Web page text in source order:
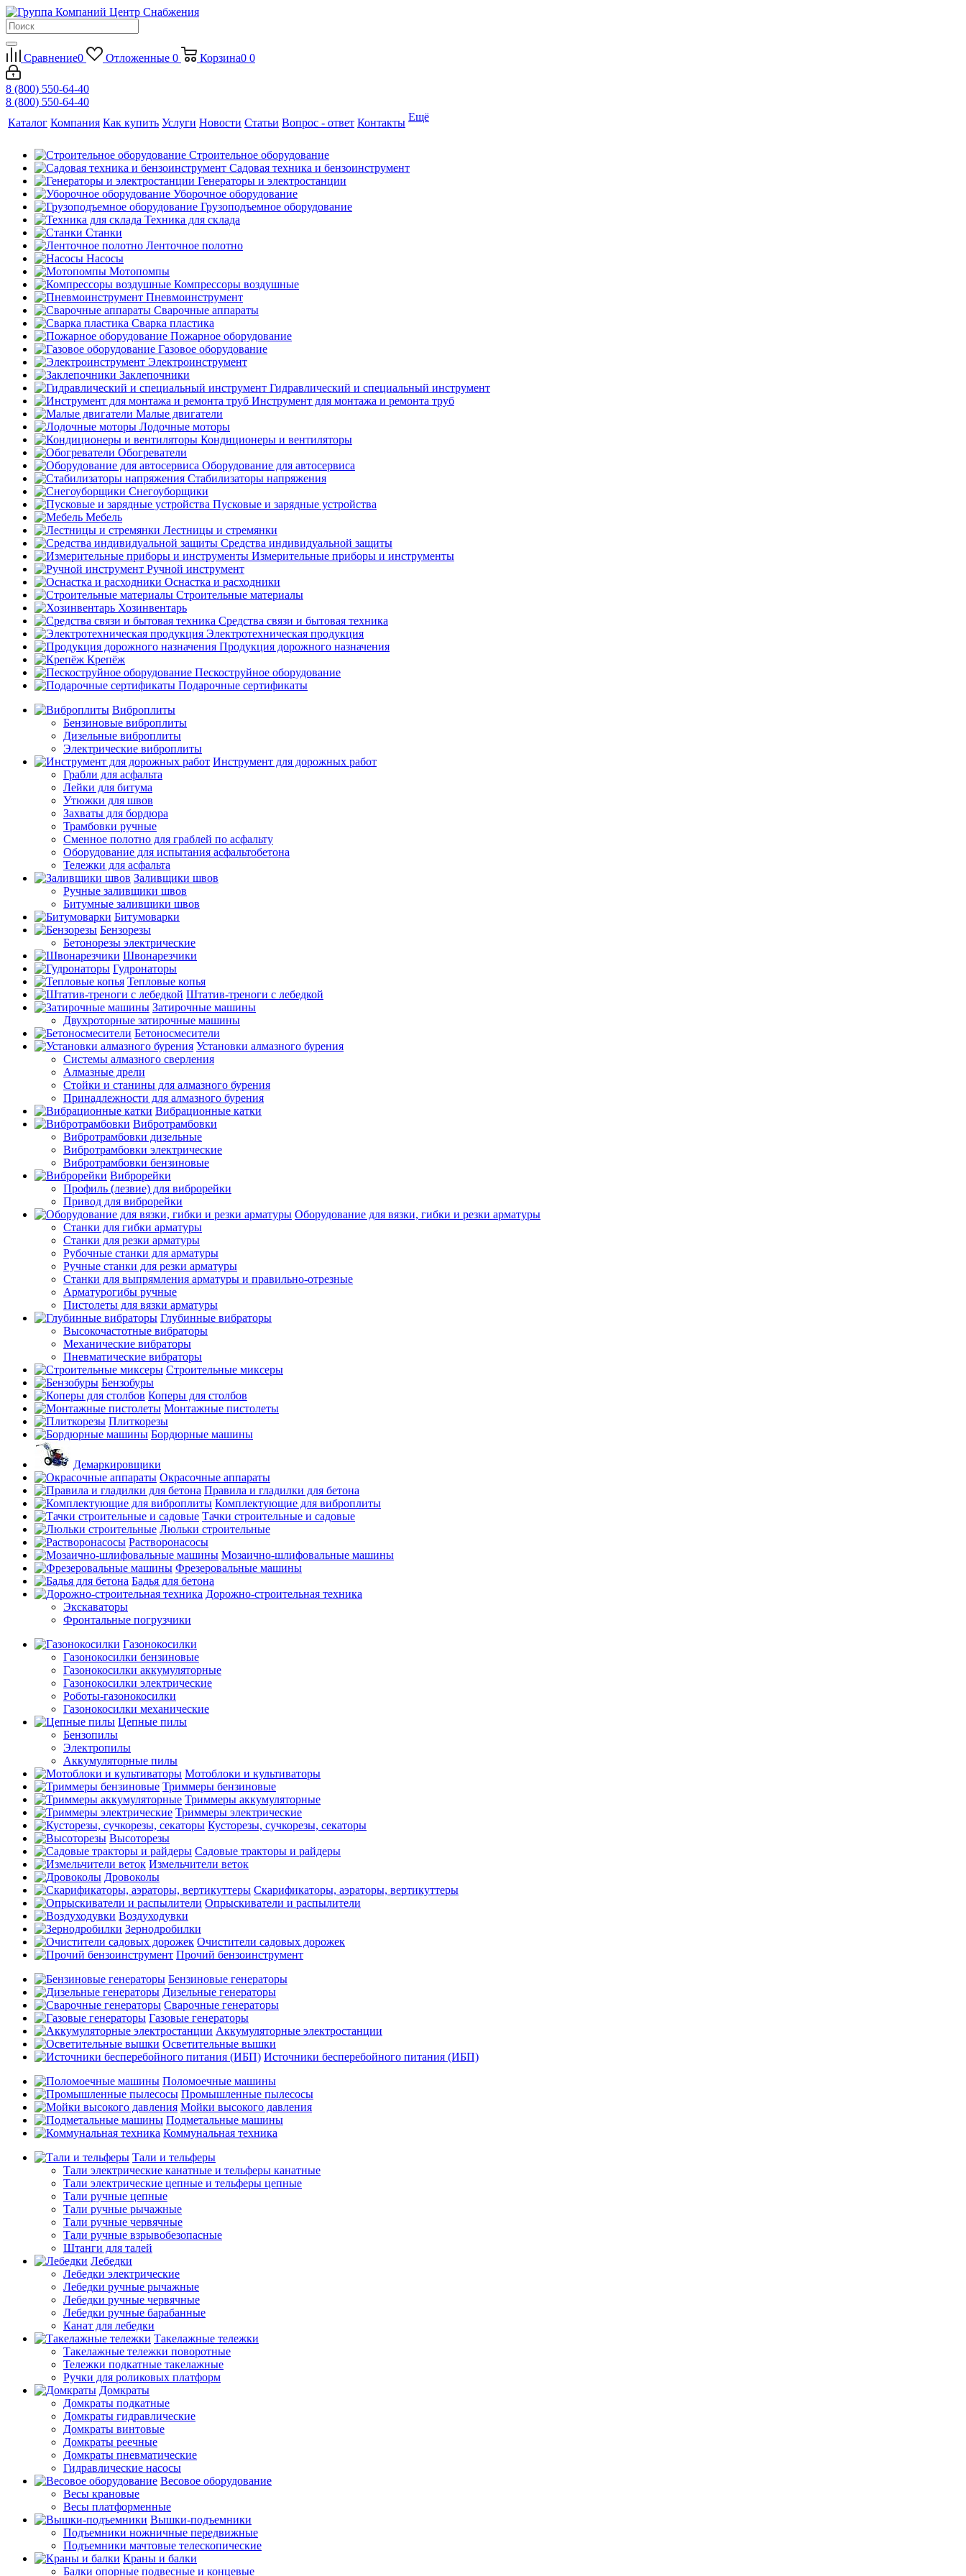
Сравнение0 Отложенные 0 Корзина0 0
8 (800) 550-64-40
8 (800) 550-64-40
Каталог Компания Как купить Услуги Новости Статьи Вопрос - ответ Контакты Ещё
Строительное оборудование
Садовая техника и бензоинструмент
Генераторы и электростанции
Уборочное оборудование
Грузоподъемное оборудование
Техника для склада
Станки
Ленточное полотно
Насосы
Мотопомпы
Компрессоры воздушные
Пневмоинструмент
Сварочные аппараты
Сварка пластика
Пожарное оборудование
Газовое оборудование
Электроинструмент
Заклепочники
Гидравлический и специальный инструмент
Инструмент для монтажа и ремонта труб
Малые двигатели
Лодочные моторы
Кондиционеры и вентиляторы
Обогреватели
Оборудование для автосервиса
Стабилизаторы напряжения
Снегоуборщики
Пусковые и зарядные устройства
Мебель
Лестницы и стремянки
Средства индивидуальной защиты
Измерительные приборы и инструменты
Ручной инструмент
Оснастка и расходники
Строительные материалы
Хозинвентарь
Средства связи и бытовая техника
Электротехническая продукция
Продукция дорожного назначения
Крепёж
Пескоструйное оборудование
Подарочные сертификаты
Виброплиты
Бензиновые виброплиты
Дизельные виброплиты
Электрические виброплиты
Инструмент для дорожных работ
Грабли для асфальта
Лейки для битума
Утюжки для швов
Захваты для бордюра
Трамбовки ручные
Сменное полотно для граблей по асфальту
Оборудование для испытания асфальтобетона
Тележки для асфальта
Заливщики швов
Ручные заливщики швов
Битумные заливщики швов
Битумоварки
Бензорезы
Бетонорезы электрические
Швонарезчики
Гудронаторы
Тепловые копья
Штатив-треноги с лебедкой
Затирочные машины
Двухроторные затирочные машины
Бетоносмесители
Установки алмазного бурения
Системы алмазного сверления
Алмазные дрели
Стойки и станины для алмазного бурения
Принадлежности для алмазного бурения
Вибрационные катки
Вибротрамбовки
Вибротрамбовки дизельные
Вибротрамбовки электрические
Вибротрамбовки бензиновые
Виброрейки
Профиль (лезвие) для виброрейки
Привод для виброрейки
Оборудование для вязки, гибки и резки арматуры
Станки для гибки арматуры
Станки для резки арматуры
Рубочные станки для арматуры
Ручные станки для резки арматуры
Станки для выпрямления арматуры и правильно-отрезные
Арматурогибы ручные
Пистолеты для вязки арматуры
Глубинные вибраторы
Высокочастотные вибраторы
Механические вибраторы
Пневматические вибраторы
Строительные миксеры
Бензобуры
Коперы для столбов
Монтажные пистолеты
Плиткорезы
Бордюрные машины
Демаркировщики
Окрасочные аппараты
Правила и гладилки для бетона
Комплектующие для виброплиты
Тачки строительные и садовые
Люльки строительные
Растворонасосы
Мозаично-шлифовальные машины
Фрезеровальные машины
Бадья для бетона
Дорожно-строительная техника
Экскаваторы
Фронтальные погрузчики
Газонокосилки
Газонокосилки бензиновые
Газонокосилки аккумуляторные
Газонокосилки электрические
Роботы-газонокосилки
Газонокосилки механические
Цепные пилы
Бензопилы
Электропилы
Аккумуляторные пилы
Мотоблоки и культиваторы
Триммеры бензиновые
Триммеры аккумуляторные
Триммеры электрические
Кусторезы, сучкорезы, секаторы
Высоторезы
Садовые тракторы и райдеры
Измельчители веток
Дровоколы
Скарификаторы, аэраторы, вертикуттеры
Опрыскиватели и распылители
Воздуходувки
Зернодробилки
Очистители садовых дорожек
Прочий бензоинструмент
Бензиновые генераторы
Дизельные генераторы
Сварочные генераторы
Газовые генераторы
Аккумуляторные электростанции
Осветительные вышки
Источники бесперебойного питания (ИБП)
Поломоечные машины
Промышленные пылесосы
Мойки высокого давления
Подметальные машины
Коммунальная техника
Тали и тельферы
Тали электрические канатные и тельферы канатные
Тали электрические цепные и тельферы цепные
Тали ручные цепные
Тали ручные рычажные
Тали ручные червячные
Тали ручные взрывобезопасные
Штанги для талей
Лебедки
Лебедки электрические
Лебедки ручные рычажные
Лебедки ручные червячные
Лебедки ручные барабанные
Канат для лебедки
Такелажные тележки
Такелажные тележки поворотные
Тележки подкатные такелажные
Ручки для роликовых платформ
Домкраты
Домкраты подкатные
Домкраты гидравлические
Домкраты винтовые
Домкраты реечные
Домкраты пневматические
Гидравлические насосы
Весовое оборудование
Весы крановые
Весы платформенные
Вышки-подъемники
Подъемники ножничные передвижные
Подъемники мачтовые телескопические
Краны и балки
Балки опорные подвесные и концевые